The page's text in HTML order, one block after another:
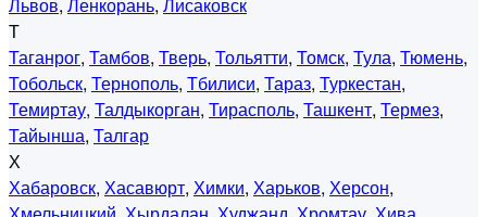
Т
Таганрог, Тамбов, Тверь, Тольятти, Томск, Тула, Тюмень,
Тобольск, Тернополь, Тбилиси, Тараз, Туркестан,
Темиртау, Талдыкорган, Тирасполь, Ташкент, Термез,
Тайынша, Талгар
Х
Хабаровск, Хасавюрт, Химки, Харьков, Херсон,